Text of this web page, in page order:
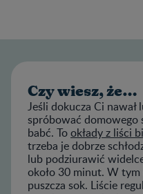
Czy wiesz, że…
Jeśli dokucza Ci nawał
spróbować domowego
babć. Tookłady z liści
trzeba je dobrze
lub podziurawić
około 30 minut. W tym
puszcza sok. Liście